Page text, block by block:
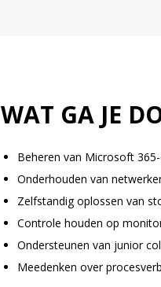
WAT GA JE
Beheren van Microsoft
Onderhouden van
Zelfstandig oplossen van
Controle houden op
Ondersteunen van junior
Meedenken over